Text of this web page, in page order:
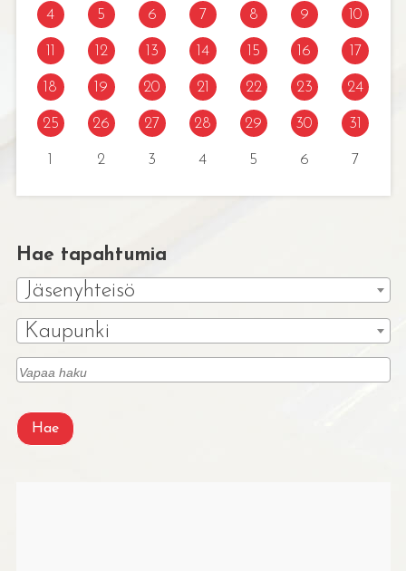
4 5 6 7 8 9 10
12 13 14 15 16 17
18 19 20 21 22 23 24
25 26 27 28 29 30 31
2 3 4 5 6 7
Hae tapahtumia
Jäsenyhteisö
Kaupunki
Hae